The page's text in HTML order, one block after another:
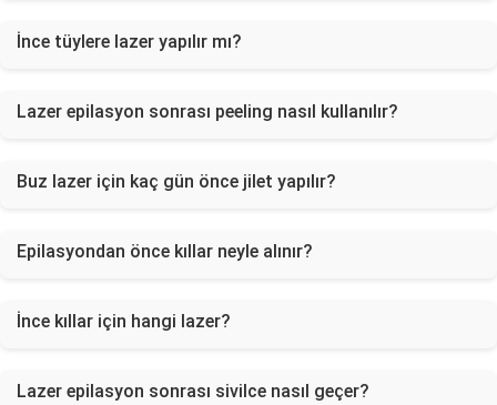
İnce tüylere lazer yapılır mı?
Lazer epilasyon sonrası peeling nasıl kullanılır?
Buz lazer için kaç gün önce jilet yapılır?
Epilasyondan önce kıllar neyle alınır?
İnce kıllar için hangi lazer?
Lazer epilasyon sonrası sivilce nasıl geçer?